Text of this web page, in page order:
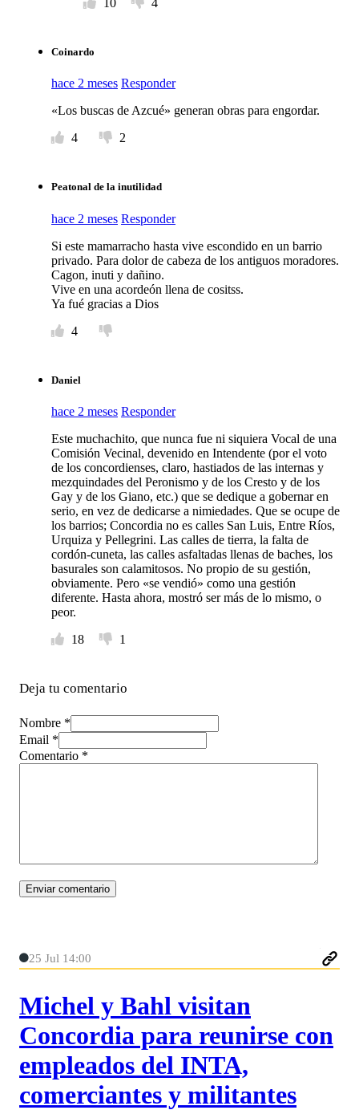
Coinardo
hace 2 meses Responder
«Los buscas de Azcué» generan obras para engordar.
4
2
Peatonal de la inutilidad
hace 2 meses Responder
Si este mamarracho hasta vive escondido en un barrio
privado. Para dolor de cabeza de los antiguos moradores.
Cagon, inuti y dañino.
Vive en una acordeón llena de cositss.
Ya fué gracias a Dios
4
Daniel
hace 2 meses Responder
Este muchachito, que nunca fue ni siquiera Vocal de una
Comisión Vecinal, devenido en Intendente (por el voto
de los concordienses, claro, hastiados de las internas y
mezquindades del Peronismo y de los Cresto y de los
Gay y de los Giano, etc.) que se dedique a gobernar en
serio, en vez de dedicarse a nimiedades. Que se ocupe de
los barrios; Concordia no es calles San Luis, Entre Ríos,
Urquiza y Pellegrini. Las calles de tierra, la falta de
cordón-cuneta, las calles asfaltadas llenas de baches, los
basurales son calamitosos. No propio de su gestión,
obviamente. Pero «se vendió» como una gestión
diferente. Hasta ahora, mostró ser más de lo mismo, o
peor.
18
1
Deja tu comentario
Nombre *
Email *
Comentario *
25 Jul 14:00
Michel y Bahl visitan
Concordia para reunirse con
empleados del INTA,
comerciantes y militantes